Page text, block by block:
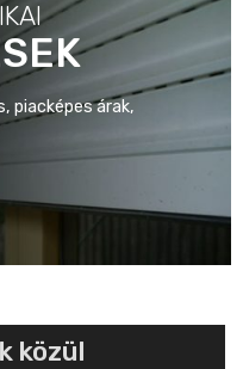
piacképes árak,
közül